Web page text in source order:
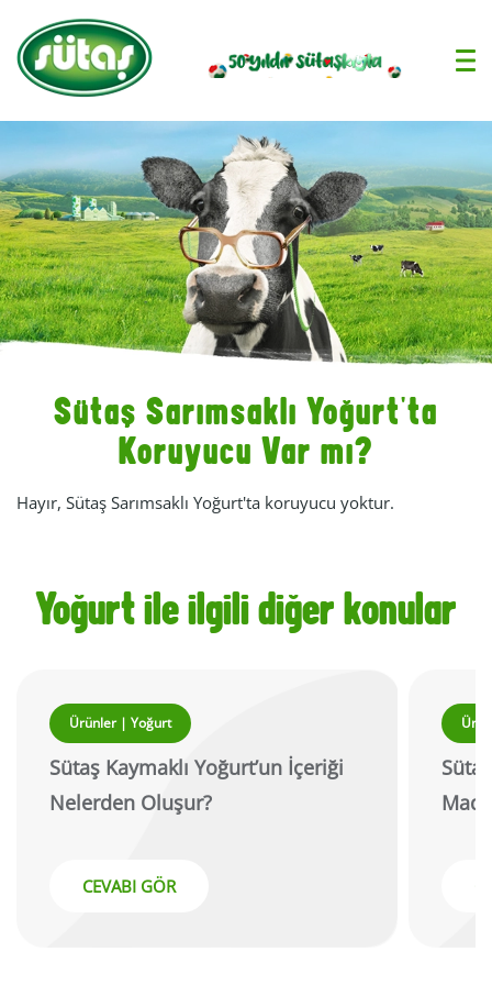
Sütaş Sarımsaklı Yoğurt'ta
Koruyucu Var mı?
Hayır, Sütaş Sarımsaklı Yoğurt'ta koruyucu yoktur.
Yoğurt ile ilgili diğer konular
Ürünler | Yoğurt
Sütaş Kaymaklı Yoğurt’un İçeriği
Nelerden Oluşur?
CEVABI GÖR